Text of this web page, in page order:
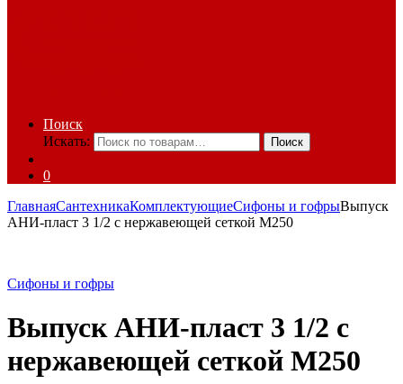
Поиск
Искать:
Поиск
0
ГлавнаяСантехникаКомплектующиеСифоны и гофрыВыпуск
АНИ-пласт 3 1/2 с нержавеющей сеткой М250
Сифоны и гофры
Выпуск АНИ-пласт 3 1/2 с
нержавеющей сеткой М250